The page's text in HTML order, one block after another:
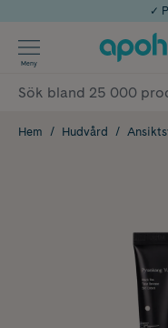
Årets
Använd kod:
✓ Rådgivning
✓
Meny
Hem Hudvård